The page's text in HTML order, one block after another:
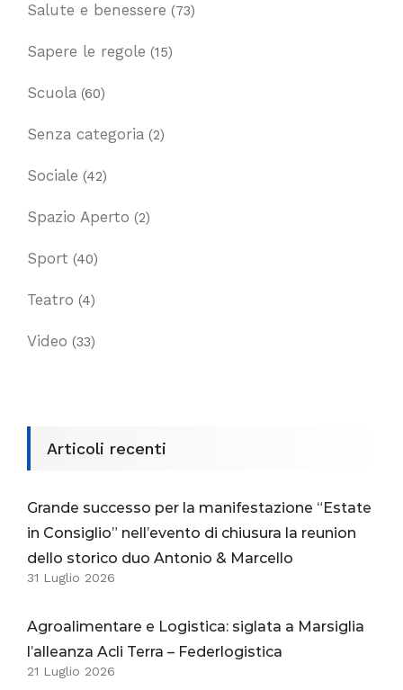
Salute e benessere (73)
Sapere le regole (15)
Scuola (60)
Senza categoria (2)
Sociale (42)
Spazio Aperto (2)
Sport (40)
Teatro (4)
Video (33)
Articoli recenti
Grande successo per la manifestazione “Estate
in Consiglio” nell’evento di chiusura la reunion
dello storico duo Antonio & Marcello
31 Luglio 2026
Agroalimentare e Logistica: siglata a Marsiglia
l’alleanza Acli Terra – Federlogistica
21 Luglio 2026